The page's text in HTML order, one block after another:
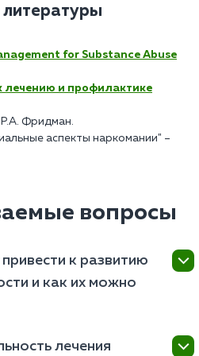
литературы
for Substance Abuse
лечению и профилактике
Фридман.
аспекты наркомании" –
вопросы
к развитию
и как их можно
факторами, включая
лечения